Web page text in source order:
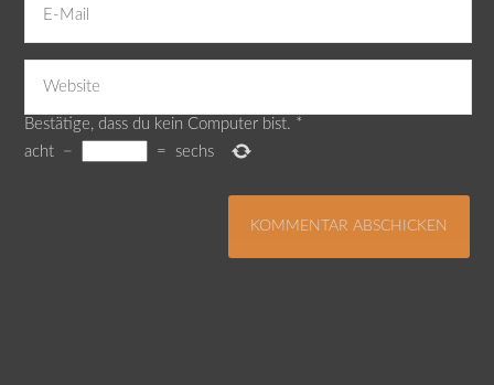
Bestätige, dass du kein Computer bist. *
acht
− = sechs